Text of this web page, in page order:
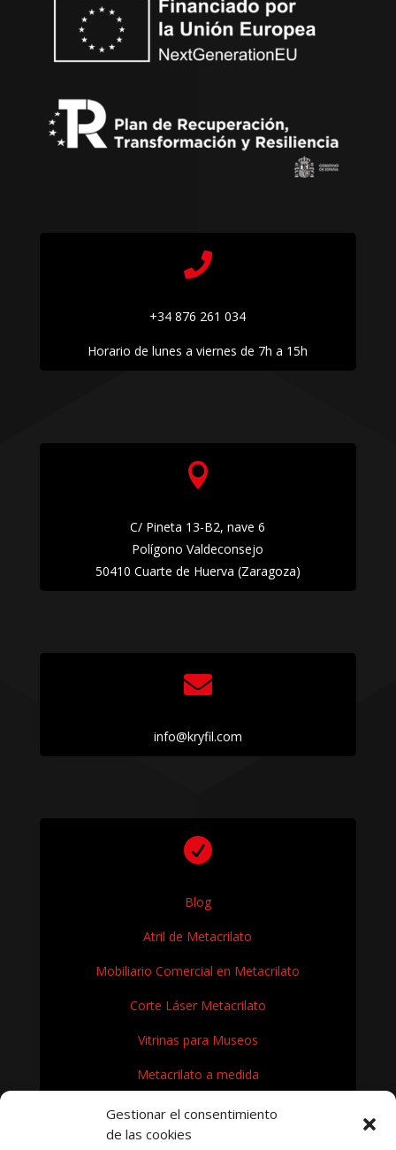
Gestionar el consentimiento
de las cookies

+34 876 261 034
Horario de lunes a viernes de 7h a 15h

C/ Pineta 13-B2, nave 6
Polígono Valdeconsejo
50410 Cuarte de Huerva (Zaragoza)

info@kryfil.com

Blog
Atril de Metacrilato
Mobiliario Comercial en Metacrilato
Corte Láser Metacrilato
Vitrinas para Museos
Metacrilato a medida
Rótulos en Metacrilato
Expositores de metacrilato para museos